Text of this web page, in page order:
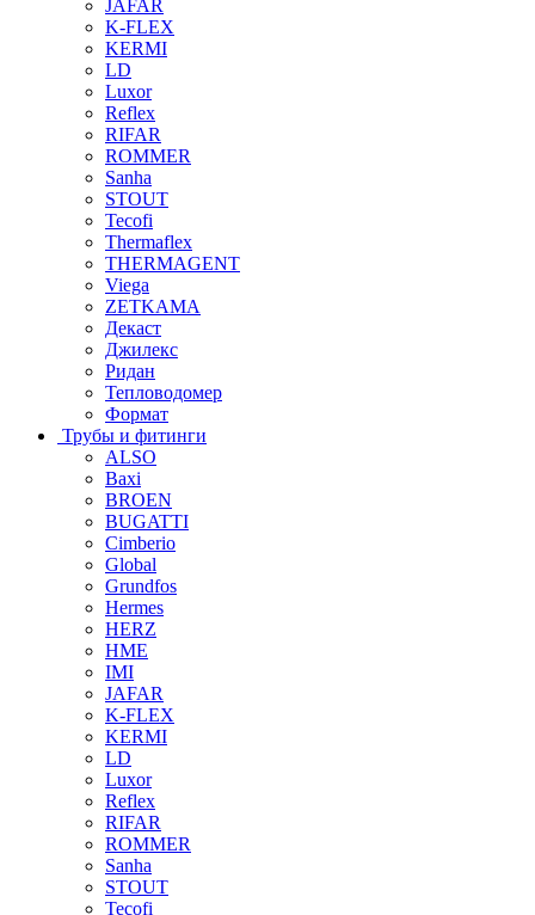
JAFAR
K-FLEX
KERMI
LD
Luxor
Reflex
RIFAR
ROMMER
Sanha
STOUT
Tecofi
Thermaflex
THERMAGENT
Viega
ZETKAMA
Декаст
Джилекс
Ридан
Тепловодомер
Формат
Трубы и фитинги
ALSO
Baxi
BROEN
BUGATTI
Cimberio
Global
Grundfos
Hermes
HERZ
HME
IMI
JAFAR
K-FLEX
KERMI
LD
Luxor
Reflex
RIFAR
ROMMER
Sanha
STOUT
Tecofi